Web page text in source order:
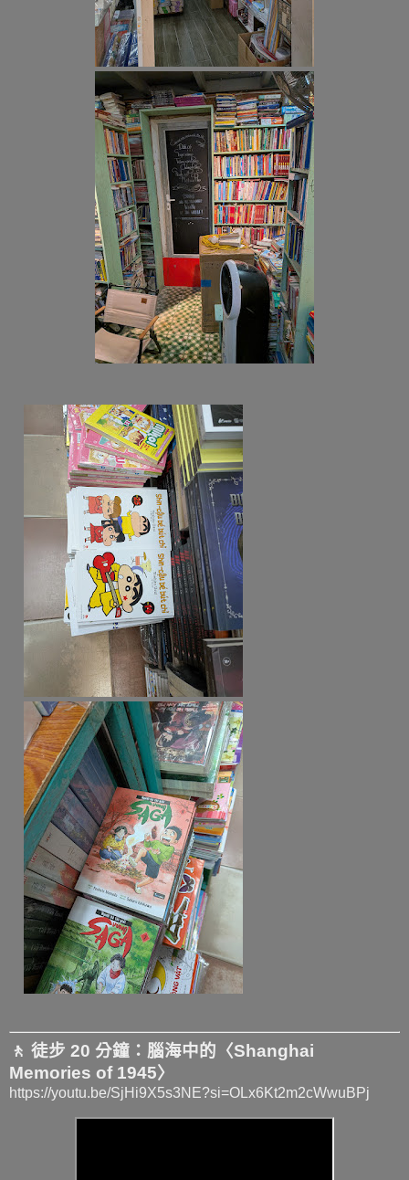
🚶 徒步 20 分鐘：腦海中的〈Shanghai
Memories of 1945〉
https://youtu.be/SjHi9X5s3NE?si=OLx6Kt2m2cWwuBPj